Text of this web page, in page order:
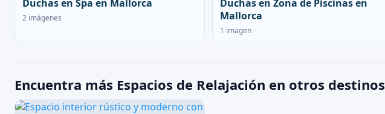
Duchas en Spa en Mallorca
2 imágenes
Duchas en Zona de Piscinas en
Mallorca
1 imagen
Encuentra más Espacios de Relajación en otros destinos